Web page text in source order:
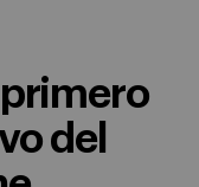
primero
del